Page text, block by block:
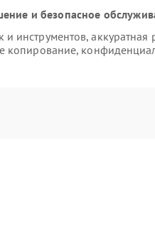
и безопасное
инструментов, аккуратная